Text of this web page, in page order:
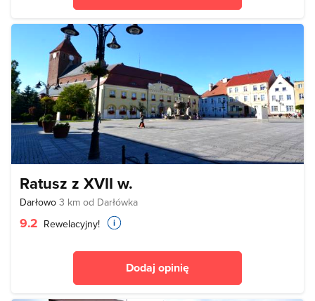
Ratusz z XVII w.
Darłowo 3 km od Darłówka
9.2 Rewelacyjny!
Dodaj opinię